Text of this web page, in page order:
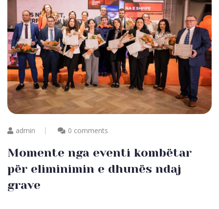
admin 0 comments
Momente nga eventi kombëtar
për eliminimin e dhunës ndaj
grave